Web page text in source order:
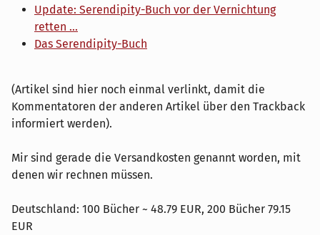
Update: Serendipity-Buch vor der Vernichtung
retten ...
Das Serendipity-Buch
(Artikel sind hier noch einmal verlinkt, damit die
Kommentatoren der anderen Artikel über den Trackback
informiert werden).
Mir sind gerade die Versandkosten genannt worden, mit
denen wir rechnen müssen.
Deutschland: 100 Bücher ~ 48.79 EUR, 200 Bücher 79.15
EUR